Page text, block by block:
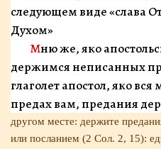
следующем виде «слава
Духом»
Мню же, яко апостольское есть и сие, да
держимся неписанных
глаголет апостол, яко
предах вам, предания
другом месте: держите
или посланием (2 Сол. 2, 15):